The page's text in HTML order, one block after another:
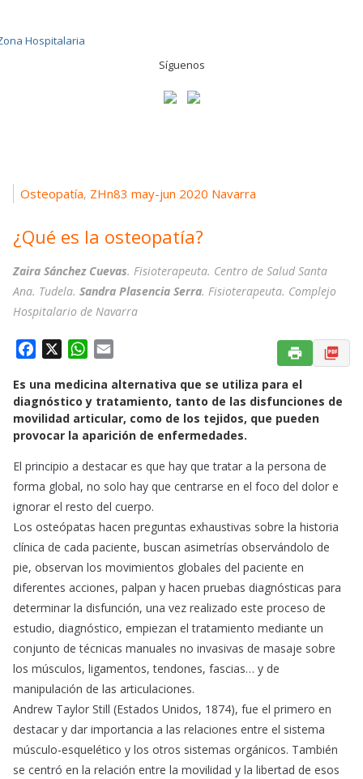
Síguenos
Osteopatía, ZHn83 may-jun 2020 Navarra
¿Qué es la osteopatía?
Zaira Sánchez Cuevas. Fisioterapeuta. Centro de Salud Santa
Ana. Tudela. Sandra Plasencia Serra. Fisioterapeuta. Complejo
Hospitalario de Navarra
c
e
b
o
k
W
a
t
s
A
p
p
a
i
l
Es una medicina alternativa que se utiliza para el
diagnóstico y tratamiento, tanto de las disfunciones de
movilidad articular, como de los tejidos, que pueden
provocar la aparición de enfermedades.
El principio a destacar es que hay que tratar a la persona de
forma global, no solo hay que centrarse en el foco del dolor e
ignorar el resto del cuerpo.
Los osteópatas hacen preguntas exhaustivas sobre la historia
clínica de cada paciente, buscan asimetrías observándolo de
pie, observan los movimientos globales del paciente en
diferentes acciones, palpan y hacen pruebas diagnósticas para
determinar la disfunción, una vez realizado este proceso de
estudio, diagnóstico, empiezan el tratamiento mediante un
conjunto de técnicas manuales no invasivas de masaje sobre
los músculos, ligamentos, tendones, fascias… y de
manipulación de las articulaciones.
Andrew Taylor Still (Estados Unidos, 1874), fue el primero en
destacar y dar importancia a las relaciones entre el sistema
músculo-esquelético y los otros sistemas orgánicos. También
se centró en la relación entre la movilidad y la libertad de esos